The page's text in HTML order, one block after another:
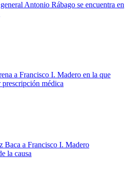
Antonio Rábago se encuentra en
a Francisco I. Madero en la que
médica
Baca a Francisco I. Madero
la causa